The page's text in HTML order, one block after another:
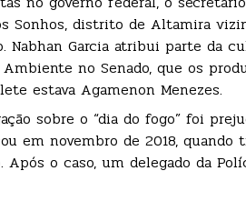
Sonhos, distrito de Altamira
Garcia atribui parte da
no Senado, que os
estava Agamenon Menezes.
sobre o “dia do fogo” foi
em novembro de 2018,
o caso, um delegado da